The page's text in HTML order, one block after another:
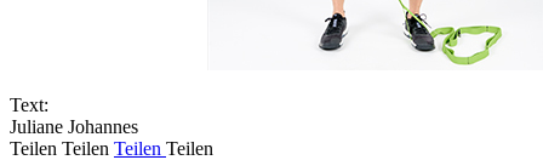
Text:
Juliane Johannes
Teilen Teilen Teilen Teilen